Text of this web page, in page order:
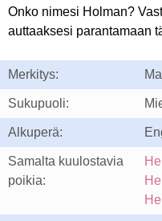
Onko nimesi Holman?
auttaaksesi parantamaan
Merkitys:
Sukupuoli:
Alkuperä:
Samalta kuulostavia
poikia: